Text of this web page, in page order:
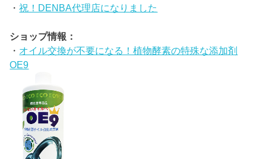
・祝！DENBA代理店になりました
ショップ情報：
・ オイル交換が不要になる！植物酵素の特殊な添加剤
OE9